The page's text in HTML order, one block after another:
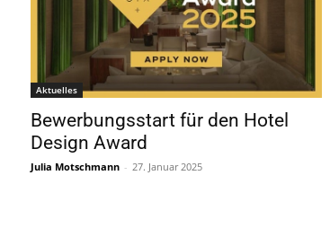
Aktuelles
Bewerbungsstart für den Hotel
Design Award
Julia Motschmann - 27. Januar 2025